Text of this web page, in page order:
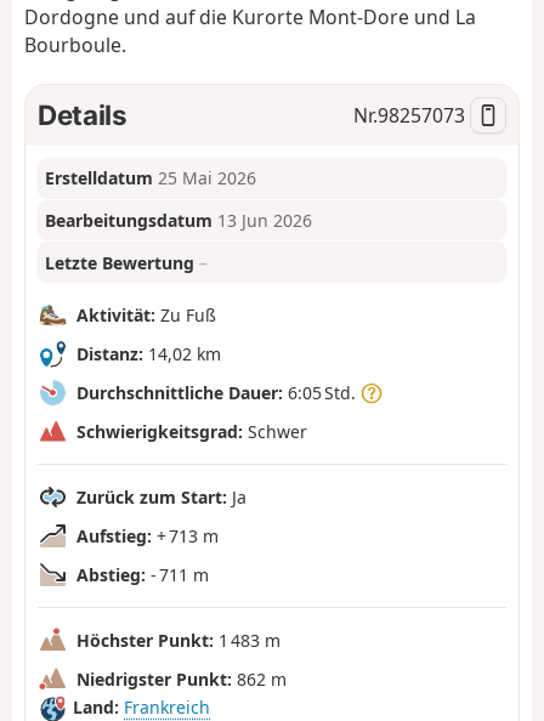
Dordogne und auf die Kurorte Mont-Dore und La
Bourboule.
Details Nr.98257073
Erstelldatum 25 Mai 2026
Bearbeitungsdatum 13 Jun 2026
Letzte Bewertung –
Aktivität: Zu Fuß
Distanz: 14,02 km
Durchschnittliche Dauer: 6:05 Std.
Schwierigkeitsgrad: Schwer
Zurück zum Start: Ja
Aufstieg: + 713 m
Abstieg: - 711 m
Höchster Punkt: 1 483 m
Niedrigster Punkt: 862 m
Land: Frankreich